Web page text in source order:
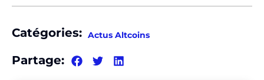
Catégories: Actus Altcoins
Partage: